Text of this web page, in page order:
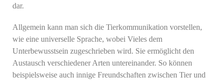
dar.
Allgemein kann man sich die Tierkommunikation vorstellen,
wie eine universelle Sprache, wobei Vieles dem
Unterbewusstsein zugeschrieben wird. Sie ermöglicht den
Austausch verschiedener Arten untereinander. So können
beispielsweise auch innige Freundschaften zwischen Tier und